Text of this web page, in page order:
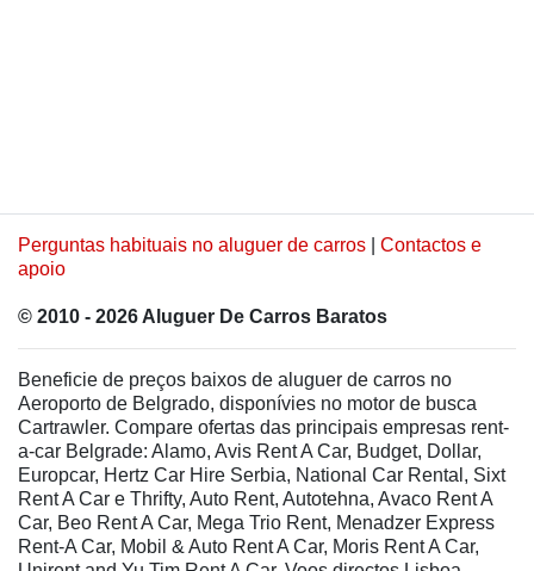
Perguntas habituais no aluguer de carros
Contactos e
apoio
© 2010 - 2026 Aluguer De Carros Baratos
Beneficie de preços baixos de aluguer de carros no
Aeroporto de Belgrado, disponívies no motor de busca
Cartrawler. Compare ofertas das principais empresas rent-
a-car Belgrade: Alamo, Avis Rent A Car, Budget, Dollar,
Europcar, Hertz Car Hire Serbia, National Car Rental, Sixt
Rent A Car e Thrifty, Auto Rent, Autotehna, Avaco Rent A
Car, Beo Rent A Car, Mega Trio Rent, Menadzer Express
Rent-A Car, Mobil & Auto Rent A Car, Moris Rent A Car,